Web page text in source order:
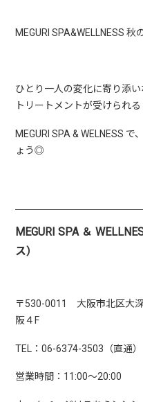
MEGURI SPA&WELLNESS 秋
ひとり一人の変化に寄り添
トリートメントが受けられる
MEGURI SPA & WELNESS
ょう◎
MEGURI SPA ＆
ス）
〒530-0011 大阪市北区大
阪４F
TEL：06-6374-3503（直通）
営業時間：11:00～20:00